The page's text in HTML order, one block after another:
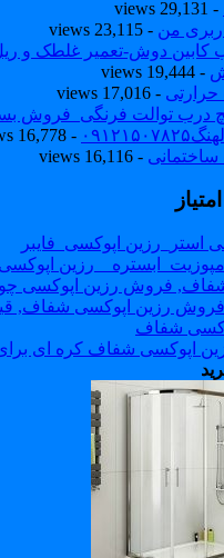
من- 23,115 views
دوش-تعمیر غلطک و
- 19,444
- 17,016 views
توالت فرنگی_فروش
- 16,778 views
- 16,116 views
اپوکسی شفاف کره ای برای